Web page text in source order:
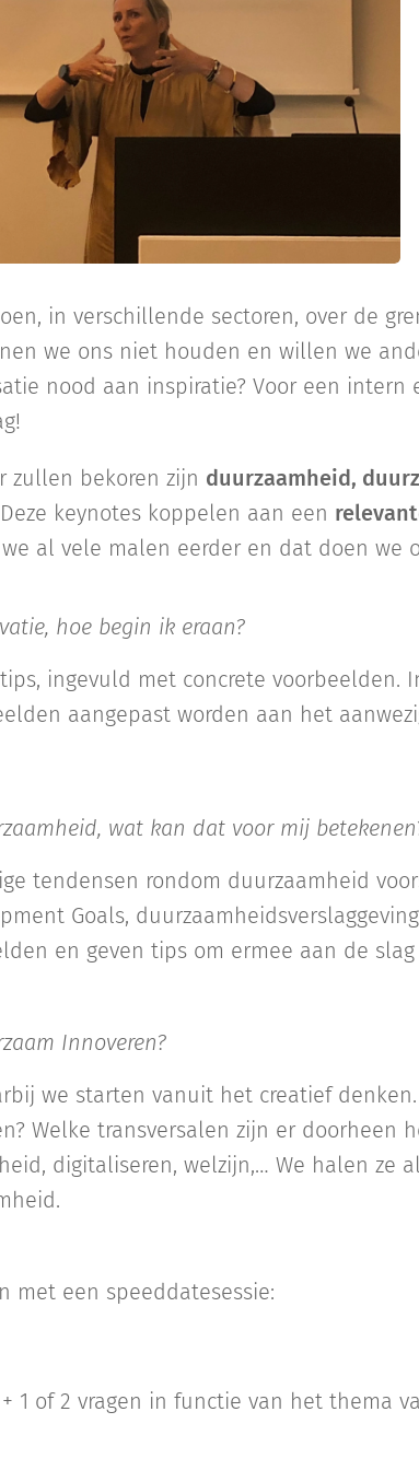
in verschillende sectoren, over de
we ons niet houden en willen we
nood aan inspiratie? Voor een intern
zullen bekoren zijn duurzaamheid,
Deze keynotes koppelen aan een
al vele malen eerder en dat doen we
hoe begin ik eraan?
ingevuld met concrete voorbeelden.
aangepast worden aan het
wat kan dat voor mij
tendensen rondom duurzaamheid
Goals,
en geven tips om ermee aan de slag
Innoveren?
we starten vanuit het creatief denken.
Welke transversalen zijn er doorheen
digitaliseren, welzijn,… We halen ze
in op
met een speeddatesessie:
1 of 2 vragen in functie van het thema